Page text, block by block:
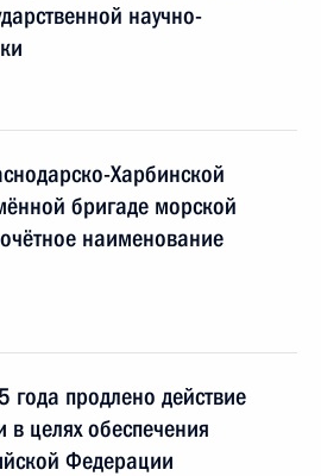
научно-
Харбинской
бригаде морской
наименование
продлено действие
целях обеспечения
Федерации